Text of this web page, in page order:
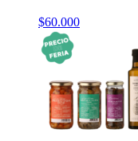
$60.000